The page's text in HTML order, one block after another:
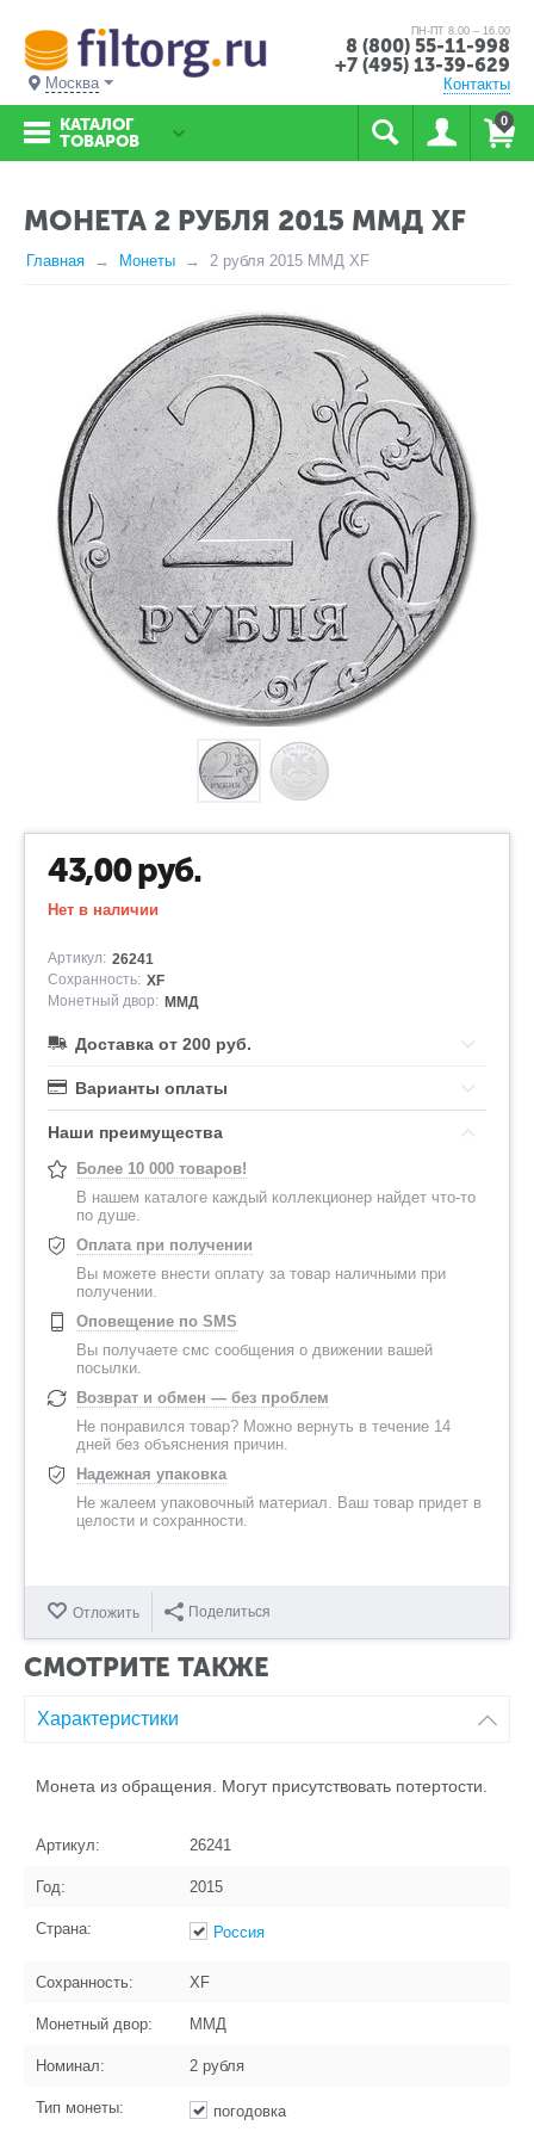
Москва
ПН-ПТ 8.00 – 16.00
8 (800) 55-11-998
+7 (495) 13-39-629
Контакты
0
КАТАЛОГ
ТОВАРОВ
МОНЕТА 2 РУБЛЯ 2015 ММД XF
Главная Монеты 2 рубля 2015 ММД XF
43,00руб.
Нет в наличии
Артикул: 26241
Сохранность: XF
Монетный двор: ММД
Доставка от 200 руб.
Варианты оплаты
Наши преимущества
Более 10 000 товаров!
В нашем каталоге каждый коллекционер найдет что-то
по душе.
Оплата при получении
Вы можете внести оплату за товар наличными при
получении.
Оповещение по SMS
Вы получаете смс сообщения о движении вашей
посылки.
Возврат и обмен — без проблем
Не понравился товар? Можно вернуть в течение 14
дней без объяснения причин.
Надежная упаковка
Не жалеем упаковочный материал. Ваш товар придет в
целости и сохранности.
Отложить Поделиться
СМОТРИТЕ ТАКЖЕ
Характеристики
Монета из обращения. Могут присутствовать потертости.
Артикул: 26241
Год: 2015
Страна: Россия
Сохранность: XF
Монетный двор: ММД
Номинал: 2 рубля
Тип монеты: погодовка